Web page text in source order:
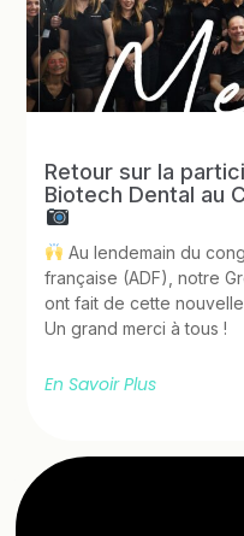
Retour sur la
Biotech Dental au
Au lendemain du
française (ADF), notre
ont fait de cette
Un grand merci à tous !
En Savoir Plus